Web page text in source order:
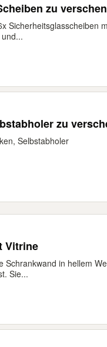
zu
Sicherheitsglasscheiben
zu
Selbstabholer
Vitrine
Schrankwand in hellem
Sie...